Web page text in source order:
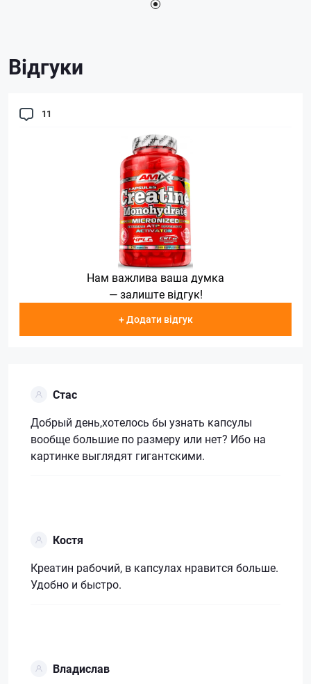
Відгуки
11
Нам важлива ваша думка
— залиште відгук!
+ Додати відгук
Стас
Добрый день,хотелось бы узнать капсулы
вообще большие по размеру или нет? Ибо на
картинке выглядят гигантскими.
Костя
Креатин рабочий, в капсулах нравится больше.
Удобно и быстро.
Владислав